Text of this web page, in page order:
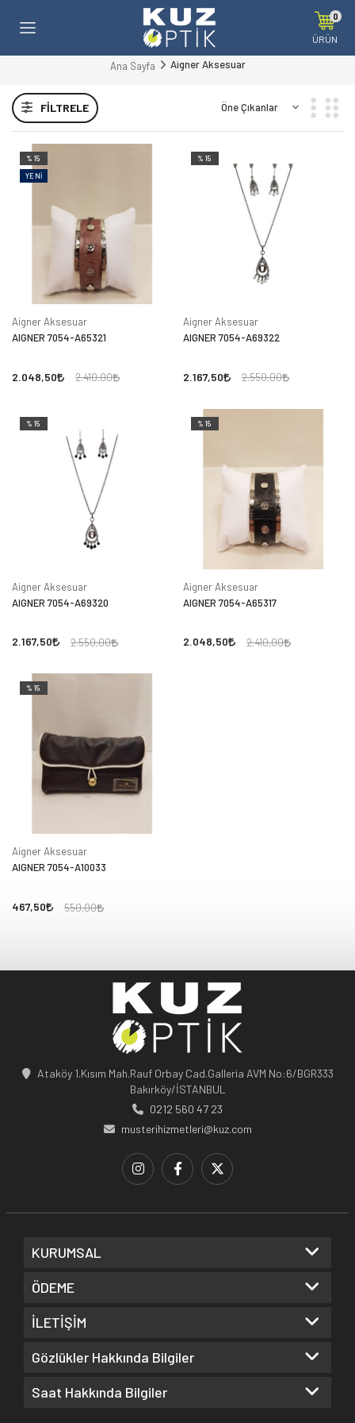
0
ÜRÜN
Ana Sayfa Aigner Aksesuar
FILTRELE
%15
YENI
Aigner Aksesuar
AIGNER 7054-A65321
2.048,50 2.410,00
%15
Aigner Aksesuar
AIGNER 7054-A69322
2.167,50 2.550,00
%15
Aigner Aksesuar
AIGNER 7054-A69320
2.167,50 2.550,00
%15
Aigner Aksesuar
AIGNER 7054-A65317
2.048,50 2.410,00
%15
Aigner Aksesuar
AIGNER 7054-A10033
467,50 550,00
Ataköy 1.Kısım Mah.Rauf Orbay Cad.Galleria AVM No:6/BGR333
Bakırköy/İSTANBUL
0212 560 47 23
musterihizmetleri@kuz.com
KURUMSAL
ÖDEME
İLETİŞİM
Gözlükler Hakkında Bilgiler
Saat Hakkında Bilgiler